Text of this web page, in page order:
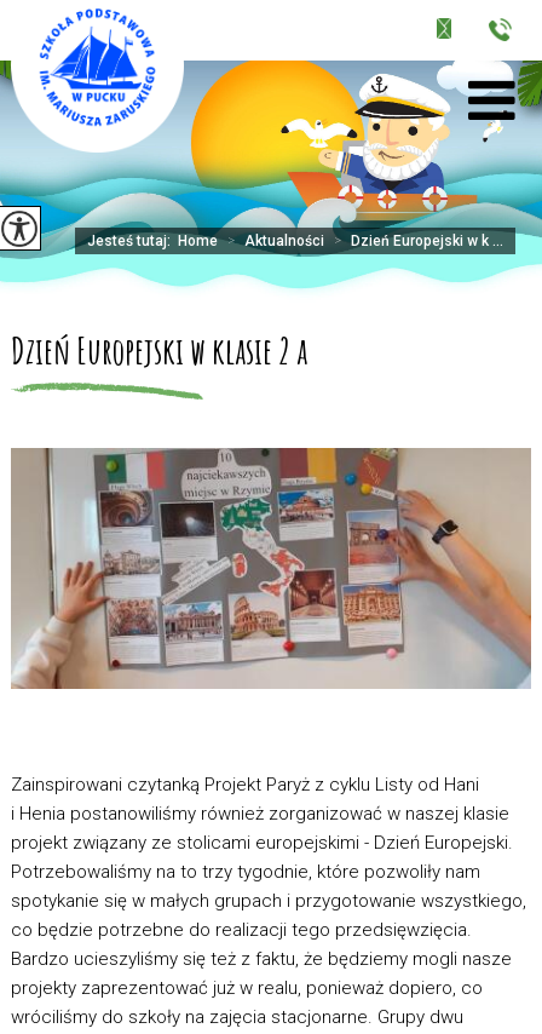
Jesteś tutaj: Home > Aktualności > Dzień Europejski w k ...
Dzień Europejski w klasie 2 a
Zainspirowani czytanką Projekt Paryż z cyklu Listy od Hani
i Henia postanowiliśmy również zorganizować w naszej klasie
projekt związany ze stolicami europejskimi - Dzień Europejski.
Potrzebowaliśmy na to trzy tygodnie, które pozwoliły nam
spotykanie się w małych grupach i przygotowanie wszystkiego,
co będzie potrzebne do realizacji tego przedsięwzięcia.
Bardzo ucieszyliśmy się też z faktu, że będziemy mogli nasze
projekty zaprezentować już w realu, ponieważ dopiero, co
wróciliśmy do szkoły na zajęcia stacjonarne. Grupy dwu